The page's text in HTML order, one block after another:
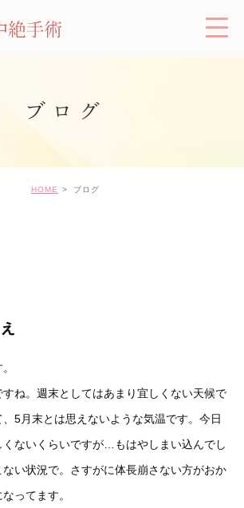
ブログ
HOME ブログ
ね。週末としてはあまり宜しくない天候で
5月末とは思えないような気温です。今日
くないくらいですが…もはやしまい込んでし
ない状況で。さすがに体長崩さない方がおか
ってます。